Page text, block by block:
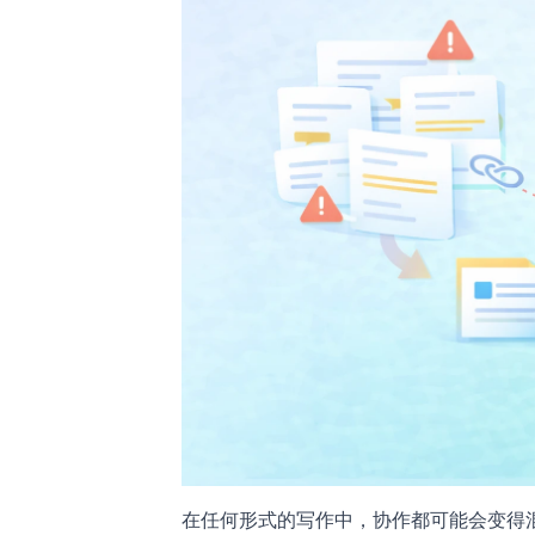
在任何形式的写作中，协作都可能会变得